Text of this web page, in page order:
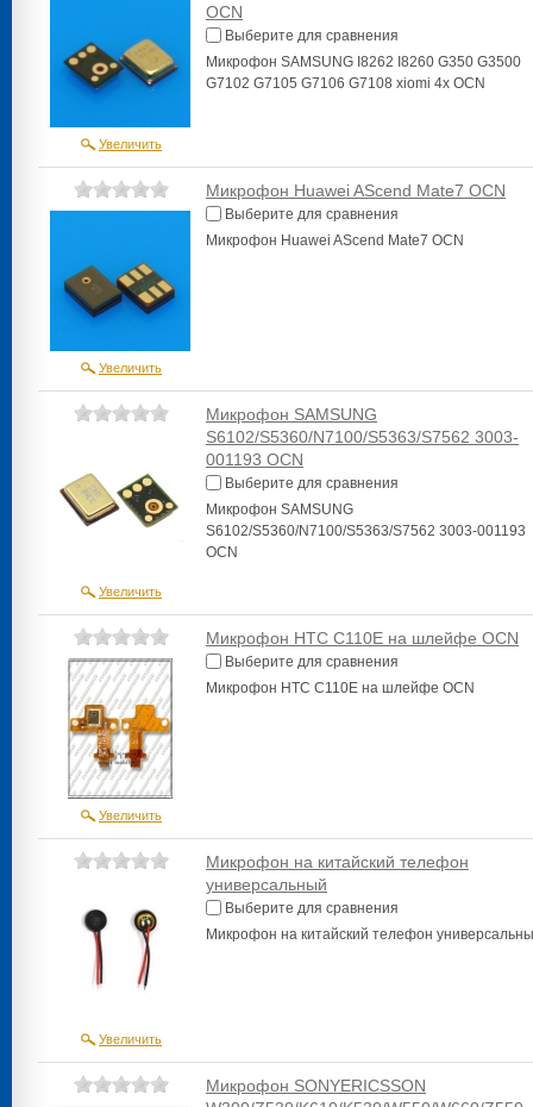
Увеличить
OCN
Выберите для сравнения
Микрофон SAMSUNG I8262 I8260 G350 G3500
G7102 G7105 G7106 G7108 xiomi 4x OCN
Увеличить
Микрофон Huawei AScend Mate7 OCN
Выберите для сравнения
Микрофон Huawei AScend Mate7 OCN
Увеличить
Микрофон SAMSUNG
S6102/S5360/N7100/S5363/S7562 3003-
001193 OCN
Выберите для сравнения
Микрофон SAMSUNG
S6102/S5360/N7100/S5363/S7562 3003-001193
OCN
Увеличить
Микрофон HTC C110E на шлейфе OCN
Выберите для сравнения
Микрофон HTC C110E на шлейфе OCN
Увеличить
Микрофон на китайский телефон
универсальный
Выберите для сравнения
Микрофон на китайский телефон
Микрофон SONYERICSSON